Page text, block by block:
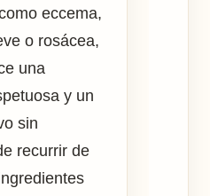
eccema,
o rosácea,
una
y un
sin
recurrir de